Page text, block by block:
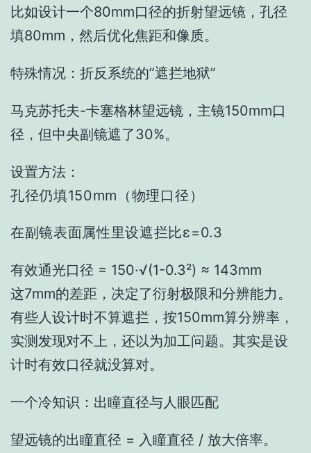
比如设计一个80mm口径的折射望远镜，孔径
填80mm，然后优化焦距和像质。
特殊情况：折反系统的”遮拦地狱”
马克苏托夫-卡塞格林望远镜，主镜150mm口
径，但中央副镜遮了30%。
设置方法：
孔径仍填150mm（物理口径）
在副镜表面属性里设遮拦比ε=0.3
有效通光口径 = 150·√(1-0.3²) ≈ 143mm
这7mm的差距，决定了衍射极限和分辨能力。
有些人设计时不算遮拦，按150mm算分辨率，
实测发现对不上，还以为加工问题。其实是设
计时有效口径就没算对。
一个冷知识：出瞳直径与人眼匹配
望远镜的出瞳直径 = 入瞳直径 / 放大倍率。